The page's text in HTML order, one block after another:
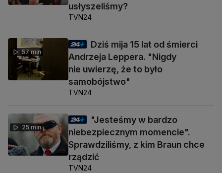
usłyszeliśmy?
TVN24
57 min
Dziś mija 15 lat od śmierci
Andrzeja Leppera. "Nigdy
nie uwierzę, że to było
samobójstwo"
TVN24
25 min
"Jesteśmy w bardzo
niebezpiecznym momencie".
Sprawdziliśmy, z kim Braun chce
rządzić
TVN24